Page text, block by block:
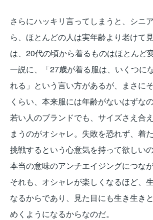
さらにハッキリ言ってしまうと、シニ
ら、ほとんどの人は実年齢より老けて
は、20代の頃から着るものはほとんど
一説に、「27歳が着る服は、いくつに
れる」という言い方があるが、まさに
くらい、本来服には年齢がないはずな
若い人のブランドでも、サイズさえ合
まうのがオシャレ。失敗を恐れず、着
挑戦するという心意気を持って欲しい
本当の意味のアンチエイジングにつなが
それも、オシャレが楽しくなるほど、
なるからであり、見た目にも生き生き
めくようになるからなのだ。